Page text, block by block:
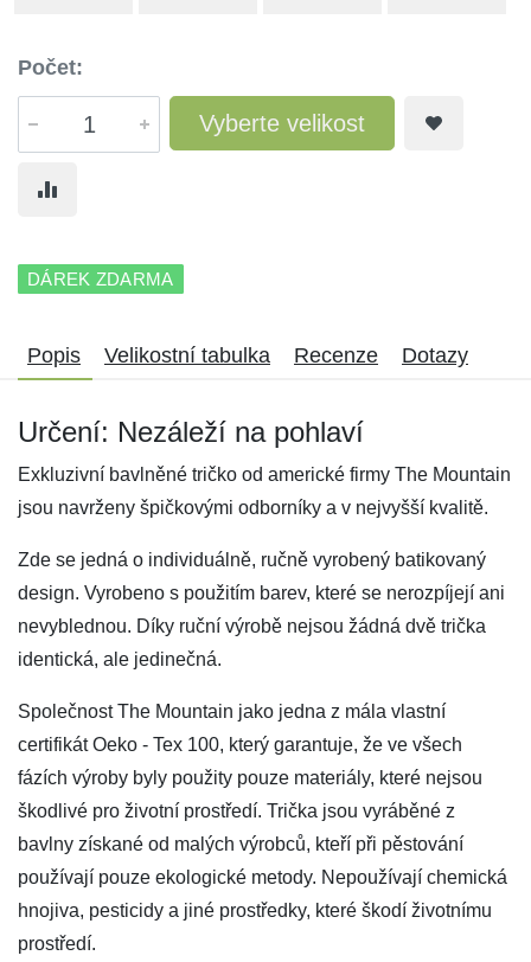
Počet:
Vyberte velikost
DÁREK ZDARMA
Popis Velikostní tabulka Recenze Dotazy
Určení: Nezáleží na pohlaví
Exkluzivní bavlněné tričko od americké firmy The Mountain
jsou navrženy špičkovými odborníky a v nejvyšší kvalitě.
Zde se jedná o individuálně, ručně vyrobený batikovaný
design. Vyrobeno s použitím barev, které se nerozpíjejí ani
nevyblednou. Díky ruční výrobě nejsou žádná dvě trička
identická, ale jedinečná.
Společnost The Mountain jako jedna z mála vlastní
certifikát Oeko - Tex 100, který garantuje, že ve všech
fázích výroby byly použity pouze materiály, které nejsou
škodlivé pro životní prostředí. Trička jsou vyráběné z
bavlny získané od malých výrobců, kteří při pěstování
používají pouze ekologické metody. Nepoužívají chemická
hnojiva, pesticidy a jiné prostředky, které škodí životnímu
prostředí.